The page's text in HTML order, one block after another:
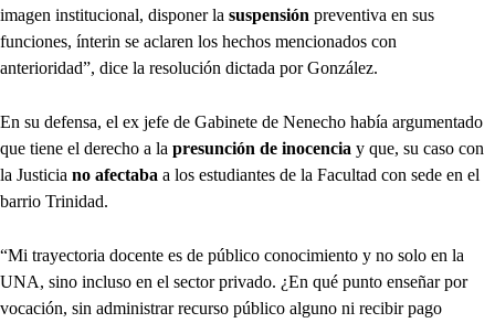
imagen institucional, disponer la suspensión preventiva en sus
funciones, ínterin se aclaren los hechos mencionados con
anterioridad”, dice la resolución dictada por González.
En su defensa, el ex jefe de Gabinete de Nenecho había argumentado
que tiene el derecho a la presunción de inocencia y que, su caso con
la Justicia no afectaba a los estudiantes de la Facultad con sede en el
barrio Trinidad.
“Mi trayectoria docente es de público conocimiento y no solo en la
UNA, sino incluso en el sector privado. ¿En qué punto enseñar por
vocación, sin administrar recurso público alguno ni recibir pago